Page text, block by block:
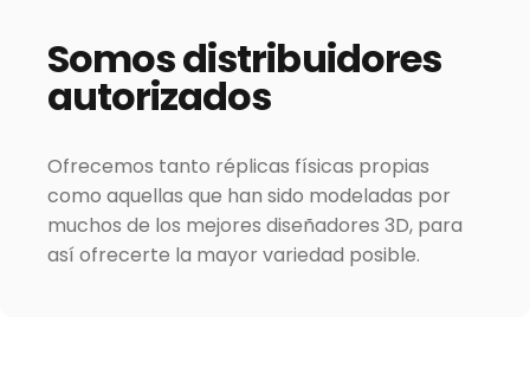
Somosdistribuidores
autorizados
Ofrecemos tanto réplicas físicas propias
como aquellas que han sido modeladas por
muchos de los mejores diseñadores 3D, para
así ofrecerte la mayor variedad posible.